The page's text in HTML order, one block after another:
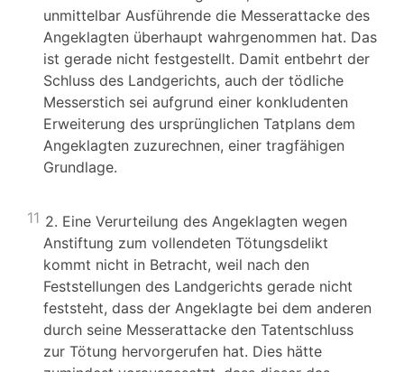
unmittelbar Ausführende die Messerattacke des
Angeklagten überhaupt wahrgenommen hat. Das
ist gerade nicht festgestellt. Damit entbehrt der
Schluss des Landgerichts, auch der tödliche
Messerstich sei aufgrund einer konkludenten
Erweiterung des ursprünglichen Tatplans dem
Angeklagten zuzurechnen, einer tragfähigen
Grundlage.
11 2. Eine Verurteilung des Angeklagten wegen
Anstiftung zum vollendeten Tötungsdelikt
kommt nicht in Betracht, weil nach den
Feststellungen des Landgerichts gerade nicht
feststeht, dass der Angeklagte bei dem anderen
durch seine Messerattacke den Tatentschluss
zur Tötung hervorgerufen hat. Dies hätte